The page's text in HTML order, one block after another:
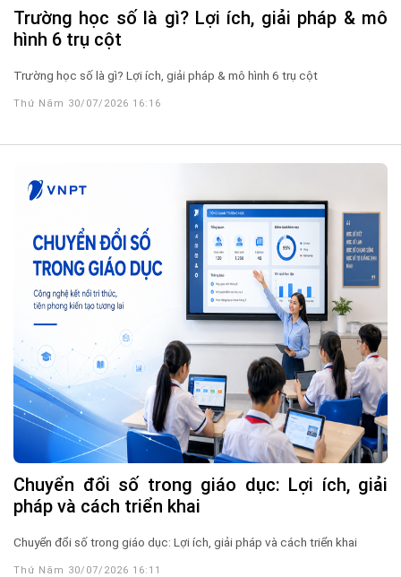
Trường học số là gì? Lợi ích, giải pháp & mô
hình 6 trụ cột
Trường học số là gì? Lợi ích, giải pháp & mô hình 6 trụ cột
Thứ Năm 30/07/2026 16:16
Chuyển đổi số trong giáo dục: Lợi ích, giải
pháp và cách triển khai
Chuyển đổi số trong giáo dục: Lợi ích, giải pháp và cách triển khai
Thứ Năm 30/07/2026 16:11